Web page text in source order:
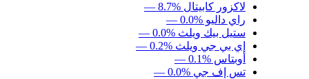
لاكزور كابيتال — 8.7%
راي داليو — 0.0%
ستيل بيك ويلث — 0.0%
إي بي جي ويلث — 0.2%
أوبتاس — 0.1%
تس إف جي — 0.0%